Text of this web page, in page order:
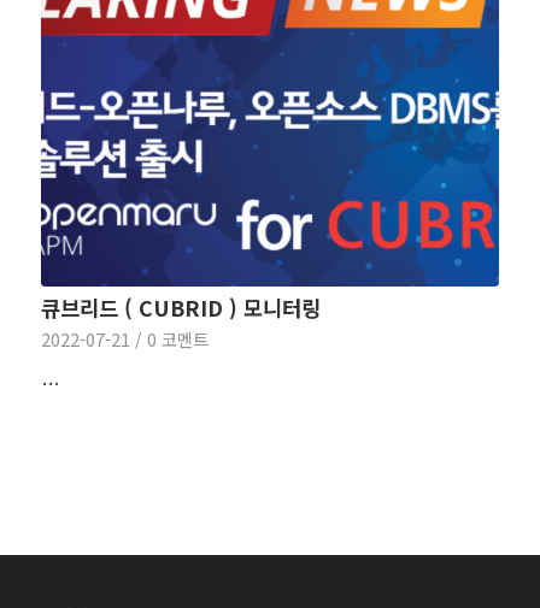
큐브리드 ( CUBRID ) 모니터링
2022-07-21 / 0 코멘트
…